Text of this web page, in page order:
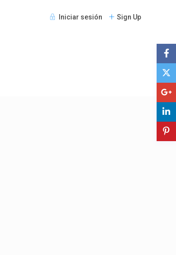
Iniciar sesión Sign Up